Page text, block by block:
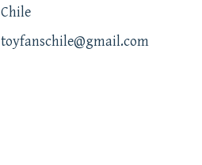
Chile
toyfanschile@gmail.com